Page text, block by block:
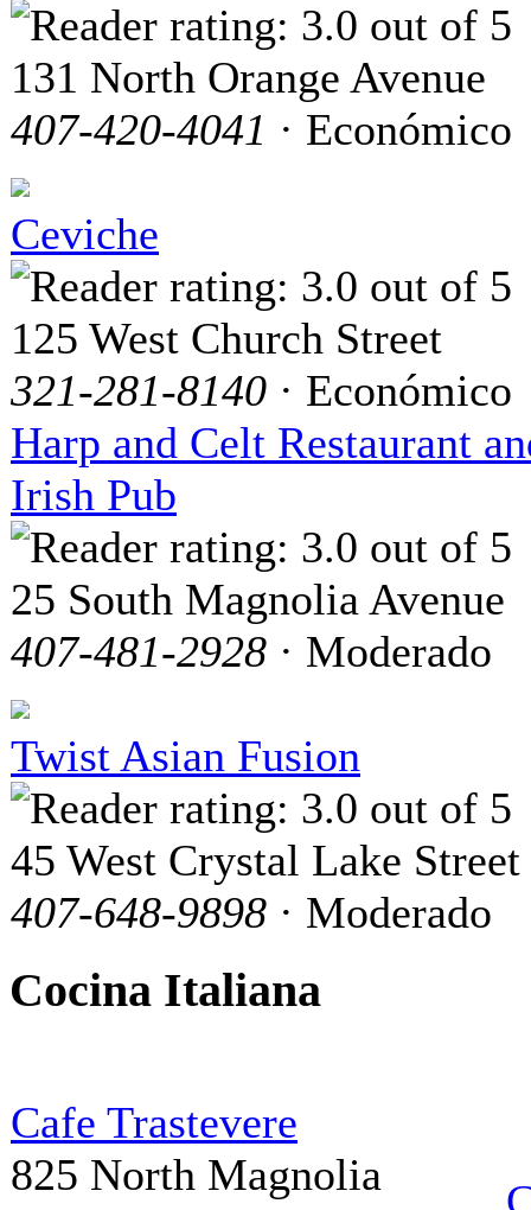
131 North Orange Avenue
407-420-4041 · Económico
Ceviche
125 West Church Street
321-281-8140 · Económico
Harp and Celt Restaurant
Irish Pub
25 South Magnolia Avenue
407-481-2928 · Moderado
Twist Asian Fusion
45 West Crystal Lake Street
407-648-9898 · Moderado
Cocina Italiana
Cafe Trastevere
825 North Magnolia